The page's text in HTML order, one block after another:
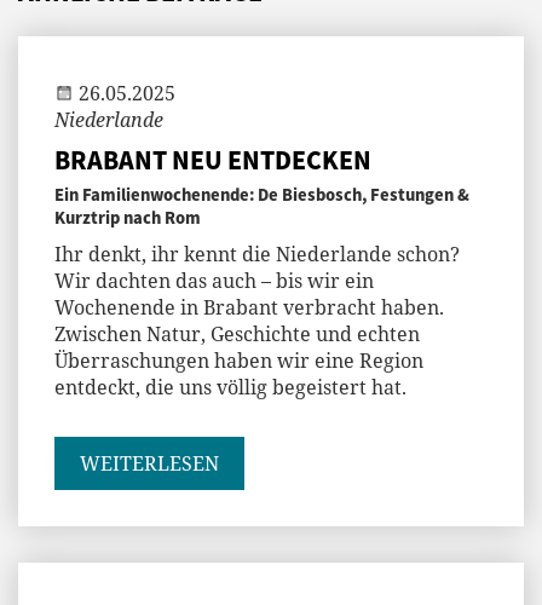
26.05.2025
Niederlande
BRABANT NEU ENTDECKEN
Ein Familienwochenende: De Biesbosch, Festungen &
Kurztrip nach Rom
Ihr denkt, ihr kennt die Niederlande schon?
Wir dachten das auch – bis wir ein
Wochenende in Brabant verbracht haben.
Zwischen Natur, Geschichte und echten
Überraschungen haben wir eine Region
entdeckt, die uns völlig begeistert hat.
WEITERLESEN